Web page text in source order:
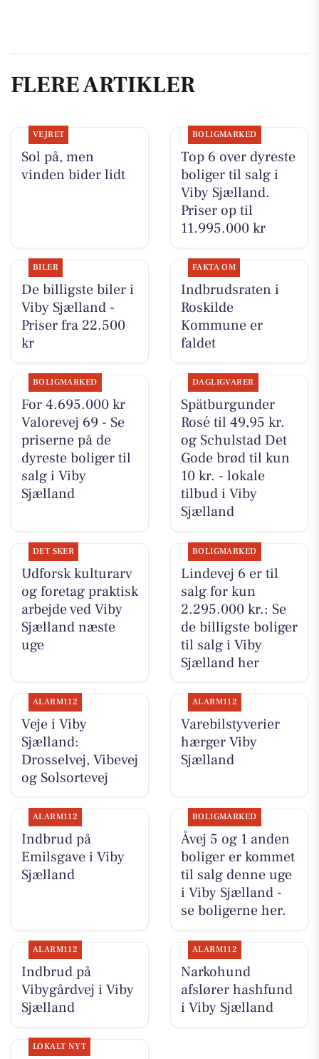
FLERE ARTIKLER
VEJRET
Sol på, men
vinden bider lidt
BOLIGMARKED
Top 6 over dyreste
boliger til salg i
Viby Sjælland.
Priser op til
11.995.000 kr
BILER
De billigste biler i
Viby Sjælland -
Priser fra 22.500
kr
FAKTA OM
Indbrudsraten i
Roskilde
Kommune er
faldet
BOLIGMARKED
For 4.695.000 kr
Valorevej 69 - Se
priserne på de
dyreste boliger til
salg i Viby
Sjælland
DAGLIGVARER
Spätburgunder
Rosé til 49,95 kr.
og Schulstad Det
Gode brød til kun
10 kr. - lokale
tilbud i Viby
Sjælland
DET SKER
Udforsk kulturarv
og foretag praktisk
arbejde ved Viby
Sjælland næste
uge
BOLIGMARKED
Lindevej 6 er til
salg for kun
2.295.000 kr.: Se
de billigste boliger
til salg i Viby
Sjælland her
ALARM112
Veje i Viby
Sjælland:
Drosselvej, Vibevej
og Solsortevej
ALARM112
Varebilstyverier
hærger Viby
Sjælland
ALARM112
Indbrud på
Emilsgave i Viby
Sjælland
BOLIGMARKED
Åvej 5 og 1 anden
boliger er kommet
til salg denne uge
i Viby Sjælland -
se boligerne her.
ALARM112
Indbrud på
Vibygårdvej i Viby
Sjælland
ALARM112
Narkohund
afslører hashfund
i Viby Sjælland
LOKALT NYT